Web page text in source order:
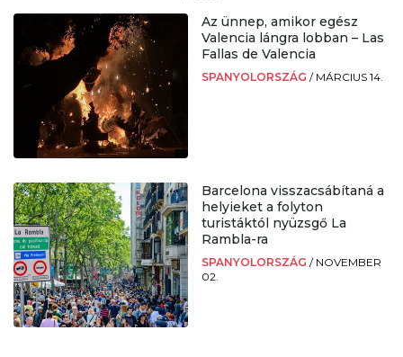
Az ünnep, amikor egész
Valencia lángra lobban – Las
Fallas de Valencia
SPANYOLORSZÁG / MÁRCIUS 14.
Barcelona visszacsábítaná a
helyieket a folyton
turistáktól nyüzsgő La
Rambla-ra
SPANYOLORSZÁG / NOVEMBER
02.